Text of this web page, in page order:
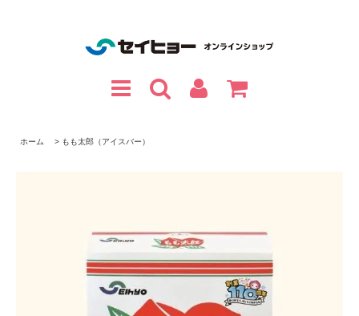
ホーム > もも太郎（アイスバー）